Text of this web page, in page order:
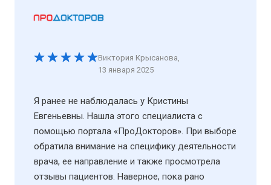
Виктория Крысанова
13 января 2025
Я ранее не наблюдалась у Кристины
Евгеньевны. Нашла этого специалиста с
помощью портала «ПроДокторов». При выборе
обратила внимание на специфику деятельности
врача, ее направление и также просмотрела
отзывы пациентов. Наверное, пока рано